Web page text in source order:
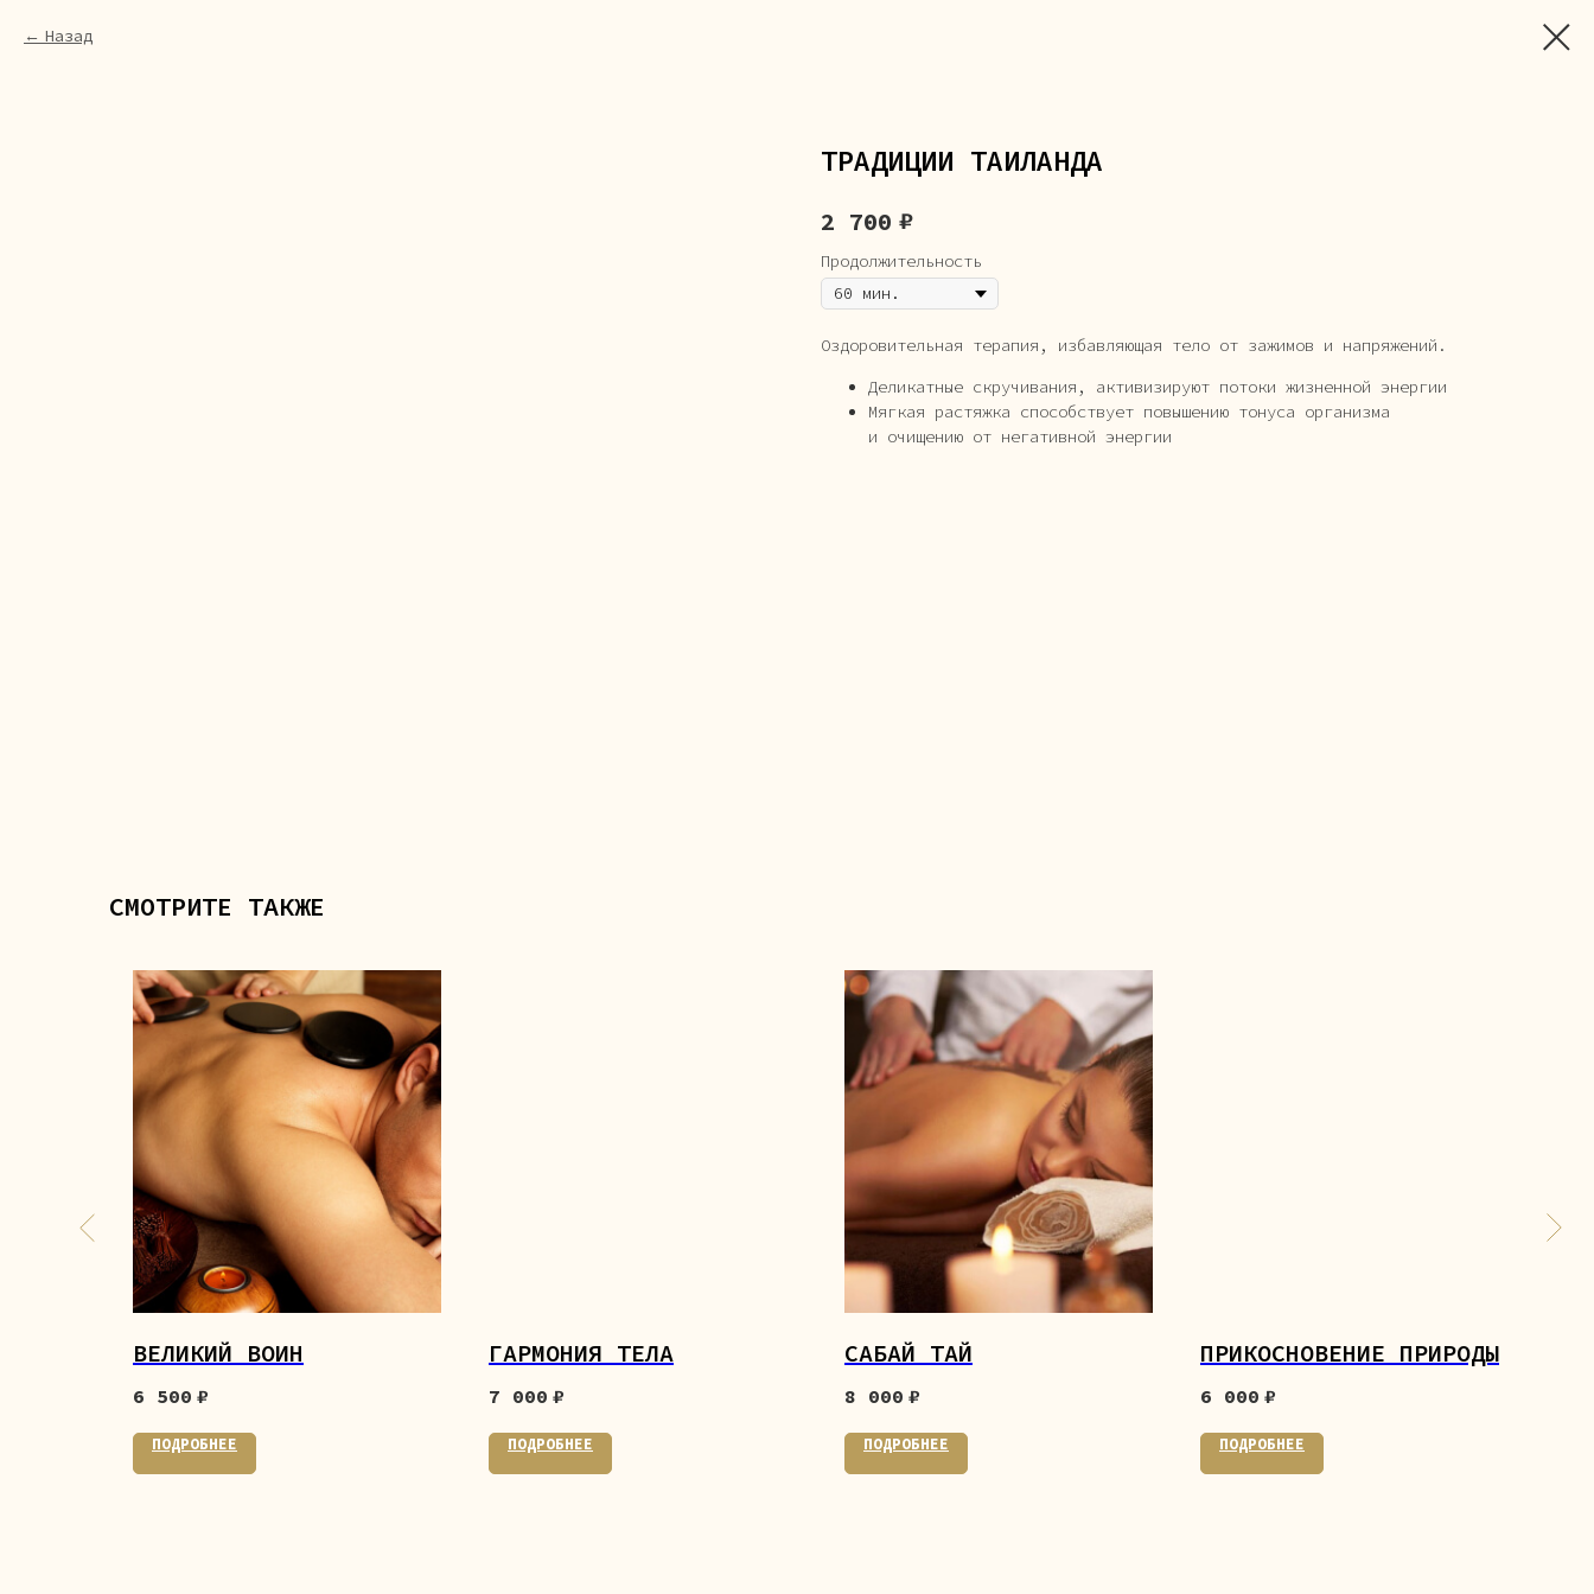
Назад
ТРАДИЦИИ ТАИЛАНДА
2 700 ₽
Продолжительность
Оздоровительная терапия, избавляющая тело от зажимов и напряжений.
Деликатные скручивания, активизируют потоки жизненной энергии
Мягкая растяжка способствует повышению тонуса организма
и очищению от негативной энергии
СМОТРИТЕ ТАКЖЕ
ВЕЛИКИЙ ВОИН
6 500 ₽
ПОДРОБНЕЕ
ГАРМОНИЯ ТЕЛА
7 000 ₽
ПОДРОБНЕЕ
САБАЙ ТАЙ
8 000 ₽
ПОДРОБНЕЕ
ПРИКОСНОВЕНИЕ ПРИРОДЫ
6 000 ₽
ПОДРОБНЕЕ